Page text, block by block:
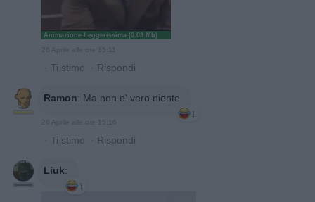
Animazione Leggerissima (0.03 Mb)
26 Aprile alle ore 15:11
· Ti stimo · Rispondi
Ramon: Ma non e' vero niente
1
26 Aprile alle ore 15:16
· Ti stimo · Rispondi
Liuk:
1